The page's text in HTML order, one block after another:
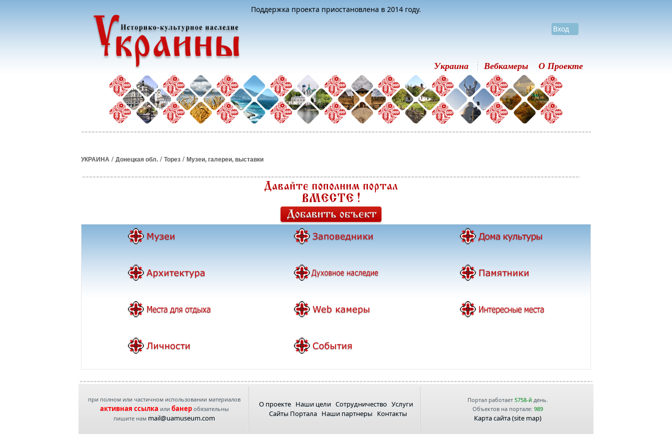
Поддержка проекта приостановлена в 2014 году.
Вход
Украина Вебкамеры О Проекте
УКРАИНА / Донецкая обл. / Торез / Музеи, галереи, выставки
при полном или частичном использовании материалов
активная ссылка или банеробязательны
пишите нам mail@uamuseum.com
О проекте Наши цели Сотрудничество Услуги
Сайты Портала Наши партнеры Контакты
Портал работает 5758-йдень.
Объектов на портале: 989
Карта сайта (site map)